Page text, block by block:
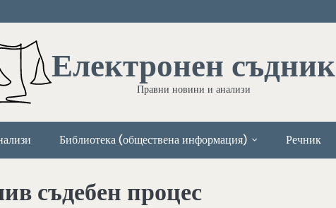
Електронен съдник
Правни новини и анализи
Библиотека (обществена информация) Речник
съдебен процес